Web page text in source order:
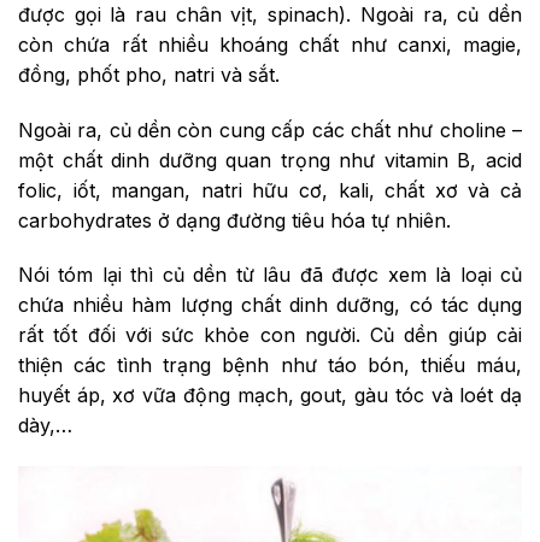
được gọi là rau chân vịt, spinach). Ngoài ra, củ dền
còn chứa rất nhiều khoáng chất như canxi, magie,
đồng, phốt pho, natri và sắt.
Ngoài ra, củ dền còn cung cấp các chất như choline –
một chất dinh dưỡng quan trọng như vitamin B, acid
folic, iốt, mangan, natri hữu cơ, kali, chất xơ và cả
carbohydrates ở dạng đường tiêu hóa tự nhiên.
Nói tóm lại thì củ dền từ lâu đã được xem là loại củ
chứa nhiều hàm lượng chất dinh dưỡng, có tác dụng
rất tốt đối với sức khỏe con người. Củ dền giúp cải
thiện các tình trạng bệnh như táo bón, thiếu máu,
huyết áp, xơ vữa động mạch, gout, gàu tóc và loét dạ
dày,…